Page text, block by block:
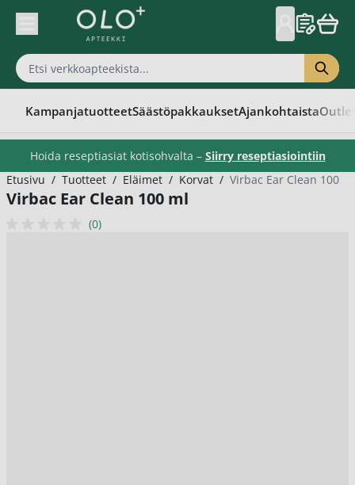
Skip to Content
KampanjatuotteetSäästöpakkauksetAjankohtaista
Hoida reseptiasiat kotisohvalta – Siirry reseptiasiointiin
Etusivu / Tuotteet / Eläimet / Korvat / Virbac Ear Clean 100 ml
Virbac Ear Clean 100 ml
(0)